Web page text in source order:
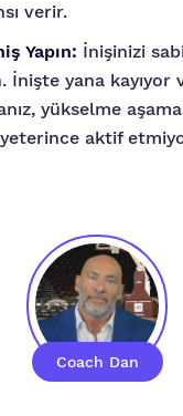
Coach Dan
verir.
Yapın: İnişinizi
İnişte yana kayıyor
yükselme
aktif